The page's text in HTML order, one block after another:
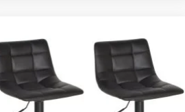
was:
€ 144,00.
prijs
is:
€ 108,00.